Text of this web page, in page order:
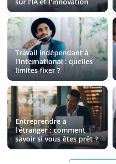
Travail indépendant à
l'international : quelles
limites fixer ?
Entreprendre à
l'étranger : comment
savoir si vous êtes prêt ?